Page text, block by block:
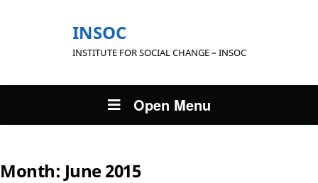
INSOC
INSTITUTE FOR SOCIAL CHANGE – INSOC
Open Menu
Month: June 2015